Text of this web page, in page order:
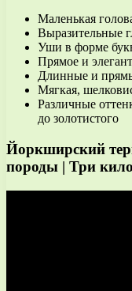
Маленькая
Выразительные
Уши в форме
Прямое и
Длинные и
Мягкая,
Различные
до золотистого
Йоркширский
породы | Три